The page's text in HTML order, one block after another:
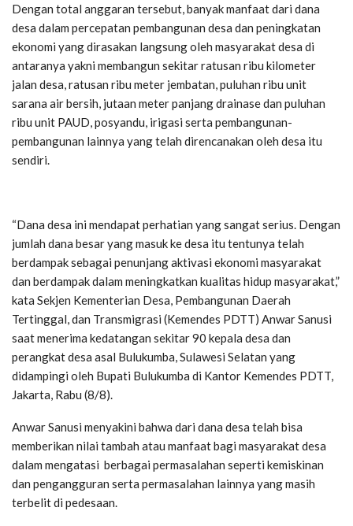
Dengan total anggaran tersebut, banyak manfaat dari dana
desa dalam percepatan pembangunan desa dan peningkatan
ekonomi yang dirasakan langsung oleh masyarakat desa di
antaranya yakni membangun sekitar ratusan ribu kilometer
jalan desa, ratusan ribu meter jembatan, puluhan ribu unit
sarana air bersih, jutaan meter panjang drainase dan puluhan
ribu unit PAUD, posyandu, irigasi serta pembangunan-
pembangunan lainnya yang telah direncanakan oleh desa itu
sendiri.
“Dana desa ini mendapat perhatian yang sangat serius. Dengan
jumlah dana besar yang masuk ke desa itu tentunya telah
berdampak sebagai penunjang aktivasi ekonomi masyarakat
dan berdampak dalam meningkatkan kualitas hidup masyarakat,”
kata Sekjen Kementerian Desa, Pembangunan Daerah
Tertinggal, dan Transmigrasi (Kemendes PDTT) Anwar Sanusi
saat menerima kedatangan sekitar 90 kepala desa dan
perangkat desa asal Bulukumba, Sulawesi Selatan yang
didampingi oleh Bupati Bulukumba di Kantor Kemendes PDTT,
Jakarta, Rabu (8/8).
Anwar Sanusi menyakini bahwa dari dana desa telah bisa
memberikan nilai tambah atau manfaat bagi masyarakat desa
dalam mengatasi berbagai permasalahan seperti kemiskinan
dan pengangguran serta permasalahan lainnya yang masih
terbelit di pedesaan.